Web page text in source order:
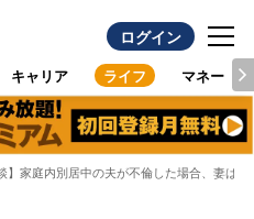
ログイン
キャリア ライフ マネー
】家庭内別居中の夫が不倫した場合、妻は